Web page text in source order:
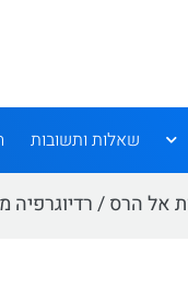
שאלות ותשובות
אל הרס/